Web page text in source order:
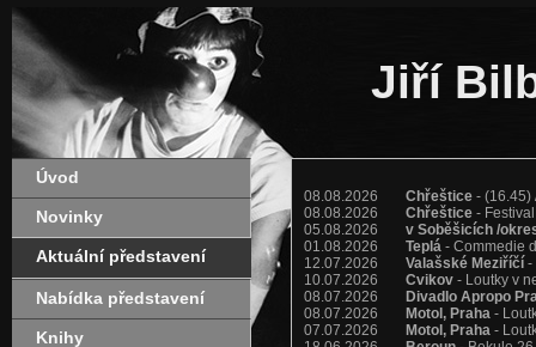
Jiří
Úvod
Novinky
Aktuální představení
Nabídka představení
Knihy
08.08.2026 Chřeštice - (16.45)
08.08.2026
Chřeštice -
05.08.2026
v Soběšicích /
01.08.2026
Teplá - Commedie
12.07.2026
Valašské Meziříčí -
10.07.2026
Cvikov - Loutky v
08.07.2026
Divadlo Apropo
08.07.2026
Motol, Praha -
07.07.2026
Motol, Praha -